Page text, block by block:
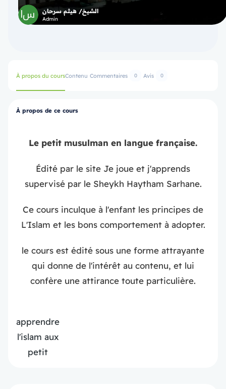
الشيخ/ هيثم سرحان
Admin
À propos du coursContenu Commentaires 0 Avis 0
À propos de ce cours
Le petit musulman en langue française.
Édité par le site Je joue et j'apprends
supervisé par le Sheykh Haytham Sarhane.
Ce cours inculque à l'enfant les principes de
L'Islam et les bons comportement à adopter.
le cours est édité sous une forme attrayante
qui donne de l'intérêt au contenu, et lui
confère une attirance toute particulière.
apprendre
l'islam aux
petit